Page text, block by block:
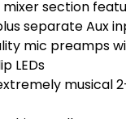
section
separate Aux
mic preamps
LEDs
musical